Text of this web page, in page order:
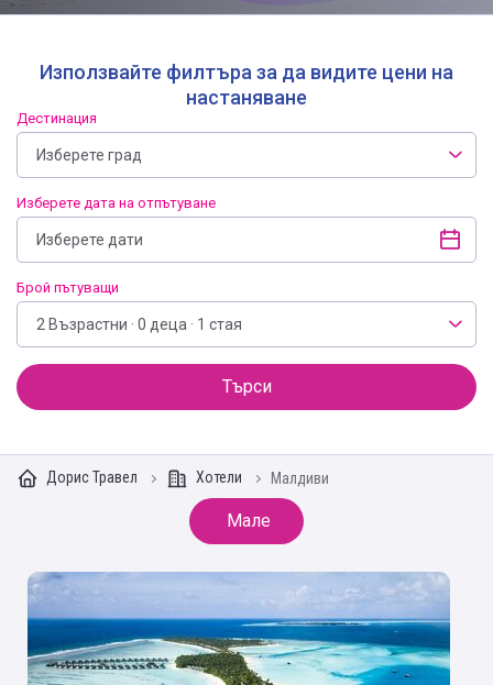
Използвайте филтъра за да видите цени на
настаняване
Дестинация
Изберете град
Изберете дата на отпътуване
Брой пътуващи
2 Възрастни · 0 деца · 1 стая
Търси
Дорис Травел Хотели Малдиви
Мале